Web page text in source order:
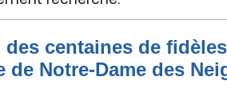
des centaines de
de Notre-Dame des